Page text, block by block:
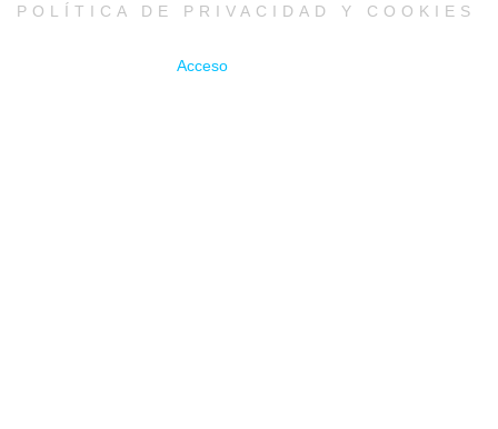
POLÍTICA DE PRIVACIDAD Y COOKIES
Acceso